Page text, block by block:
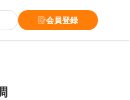
会員登録